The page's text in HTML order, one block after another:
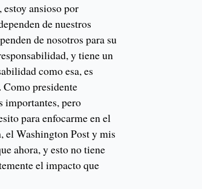
ansioso por
de nuestros
de nosotros para su
y tiene un
como esa, es
presidente
importantes, pero
para enfocarme en el
el Washington Post y mis
ahora, y esto no tiene
el impacto que